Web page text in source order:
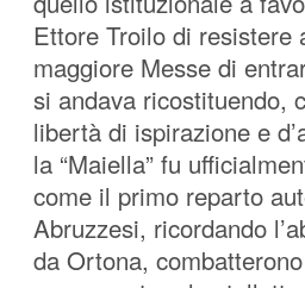
Ettore Troilo di resistere
maggiore Messe di
si andava ricostituendo,
libertà di ispirazione e
la “Maiella” fu
come il primo reparto
Abruzzesi, ricordando
da Ortona,